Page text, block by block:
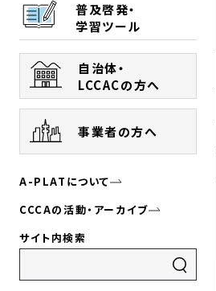
普及啓発・
学習ツール
自治体・
LCCACの方へ
事業者の方へ
A-PLATについて
CCCAの活動・アーカイブ
サイト内検索